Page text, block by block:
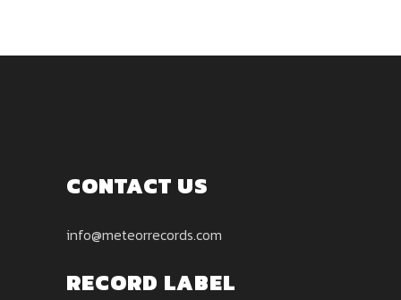
CONTACT US
info@meteorrecords.com
RECORD LABEL